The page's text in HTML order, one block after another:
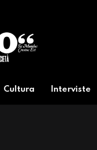
Cultura Interviste